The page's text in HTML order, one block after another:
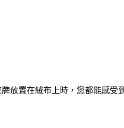
放置在絨布上時，您都能感受